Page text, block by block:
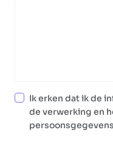
Ik erken dat ik de
de verwerking en